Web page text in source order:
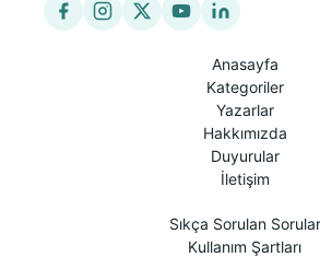
Anasayfa
Kategoriler
Yazarlar
Hakkımızda
Duyurular
İletişim
Sıkça Sorulan Sorular
Kullanım Şartları